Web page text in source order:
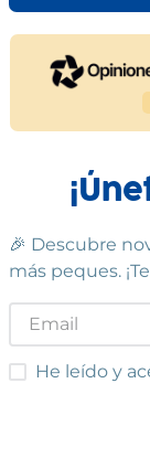
🎉 Descubre
más peques.
He leído y
He leído y